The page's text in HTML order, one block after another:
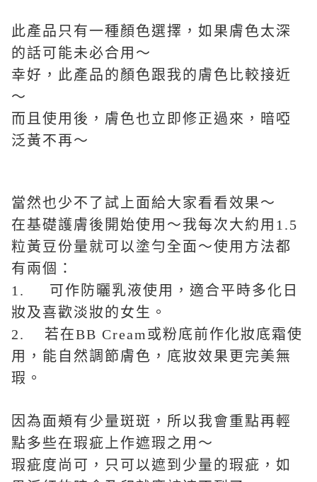
此產品只有一種顏色選擇，如果膚色太深
的話可能未必合用～
幸好，此產品的顏色跟我的膚色比較接近
～
而且使用後，膚色也立即修正過來，暗啞
泛黃不再～
當然也少不了試上面給大家看看效果～
在基礎護膚後開始使用～我每次大約用1.5
粒黃豆份量就可以塗勻全面～使用方法都
有兩個：
1. 可作防曬乳液使用，適合平時多化日
妝及喜歡淡妝的女生。
2. 若在BB Cream或粉底前作化妝底霜使
用，能自然調節膚色，底妝效果更完美無
瑕。
因為面頰有少量斑斑，所以我會重點再輕
點多些在瑕疵上作遮瑕之用～
瑕疵度尚可，只可以遮到少量的瑕疵，如